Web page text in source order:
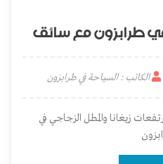
طرابزون مع سائق
الكاتب : السياحة في طرابزون
زيغانا والمطل الزجاجي في